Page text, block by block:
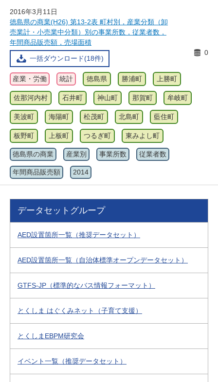
2016年3月11日
徳島県の商業(H26) 第13-2表 町村別，産業分類（卸
売業計・小売業中分類）別の事業所数，従業者数，
年間商品販売額，売場面積
一括ダウンロード(18件)
0
産業・労働 統計 徳島県 勝浦町 上勝町
佐那河内村 石井町 神山町 那賀町 牟岐町
美波町 海陽町 松茂町 北島町 藍住町
板野町 上板町 つるぎ町 東みよし町
徳島県の商業 産業別 事業所数 従業者数
年間商品販売額 2014
データセットグループ
AED設置箇所一覧（推奨データセット）
AED設置箇所一覧（自治体標準オープンデータセット）
GTFS-JP（標準的なバス情報フォーマット）
とくしま はぐくみネット（子育て支援）
とくしまEBPM研究会
イベント一覧（推奨データセット）